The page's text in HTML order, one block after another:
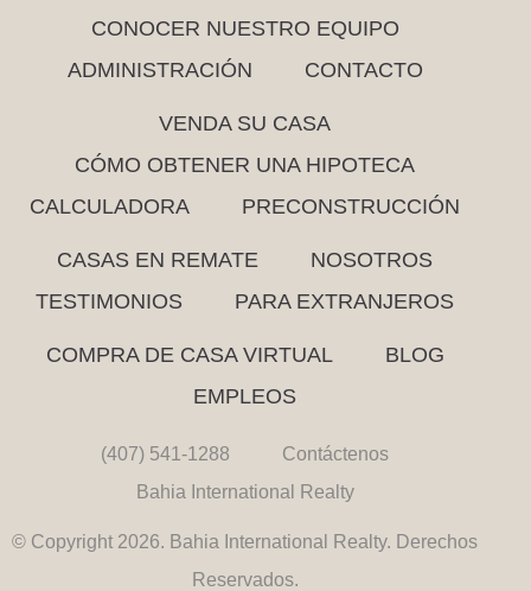
CONOCER NUESTRO EQUIPO
ADMINISTRACIÓN
CONTACTO
VENDA SU CASA
CÓMO OBTENER UNA HIPOTECA
CALCULADORA
PRECONSTRUCCIÓN
CASAS EN REMATE
NOSOTROS
TESTIMONIOS
PARA EXTRANJEROS
COMPRA DE CASA VIRTUAL
BLOG
EMPLEOS
(407) 541-1288
Contáctenos
Bahia International Realty
© Copyright 2026. Bahia International Realty. Derechos
Reservados.